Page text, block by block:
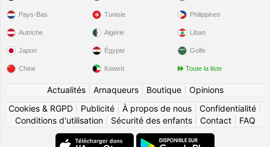
Pays-Bas
Autriche
Japon
Chine
Tunisie
Algérie
Égypte
Koweït
Philippines
Liban
Golfe
Toute la liste
Actualités| Arnaqueurs| Boutique| Opinions
Cookies & RGPD
Publicité À propos de nous Confidentialité
Conditions d'utilisation| Sécurité des enfants| Contact| FAQ